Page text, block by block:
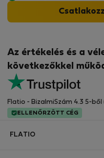
Az értékelés és a
következőkkel
Flatio - BizalmiSzám 4.3 5-ből
ELLENŐRZÖTT CÉG
FLATIO